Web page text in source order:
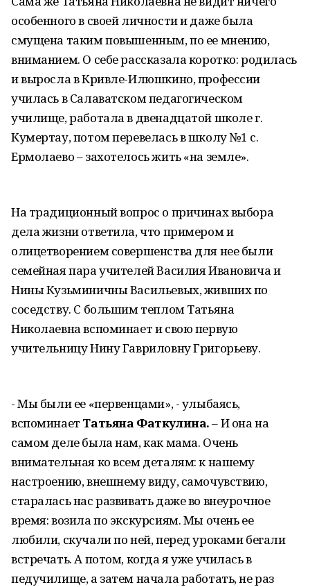
особенного в своей личности и даже была
смущена таким повышенным, по ее мнению,
вниманием. О себе рассказала коротко: родилась
и выросла в Кривле-Илюшкино, профессии
училась в Салаватском педагогическом
училище, работала в двенадцатой школе г.
Кумертау, потом перевелась в школу №1 с.
Ермолаево – захотелось жить «на земле».
На традиционный вопрос о причинах выбора
дела жизни ответила, что примером и
олицетворением совершенства для нее были
семейная пара учителей Василия Ивановича и
Нины Кузьминичны Васильевых, живших по
соседству. С большим теплом Татьяна
Николаевна вспоминает и свою первую
учительницу Нину Гавриловну Григорьеву.
- Мы были ее «первенцами», - улыбаясь,
вспоминает Татьяна Фаткулина.– И она на
самом деле была нам, как мама. Очень
внимательная ко всем деталям: к нашему
настроению, внешнему виду, самочувствию,
старалась нас развивать даже во внеурочное
время: возила по экскурсиям. Мы очень ее
любили, скучали по ней, перед уроками бегали
встречать. А потом, когда я уже училась в
педучилище, а затем начала работать, не раз